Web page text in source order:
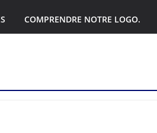
COMPRENDRE NOTRE LOGO.